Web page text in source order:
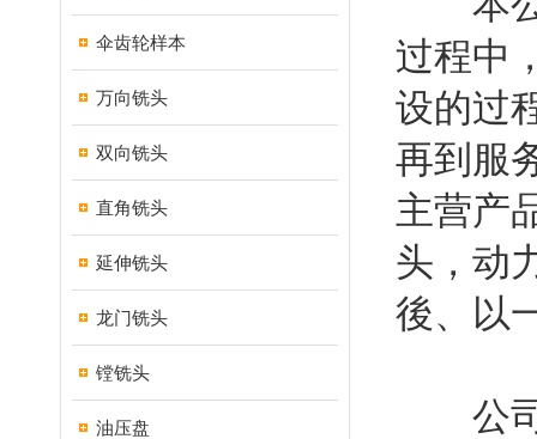
伞齿轮样本
万向铣头
双向铣头
直角铣头
延伸铣头
龙门铣头
镗铣头
油压盘
过程中
设的过
再到服
主营产
头，动
後、以
公司